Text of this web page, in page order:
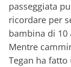
passeggiata
ricordare per
bambina di 10
Mentre
Tegan ha